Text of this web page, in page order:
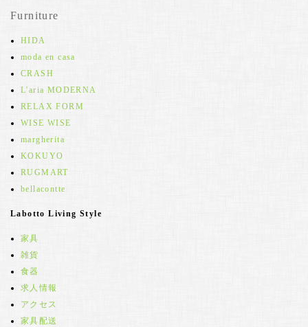
Furniture
HIDA
moda en casa
CRASH
L'aria MODERNA
RELAX FORM
WISE WISE
margherita
KOKUYO
RUGMART
bellacontte
Labotto Living Style
家具
雑貨
食器
求人情報
アクセス
家具配送